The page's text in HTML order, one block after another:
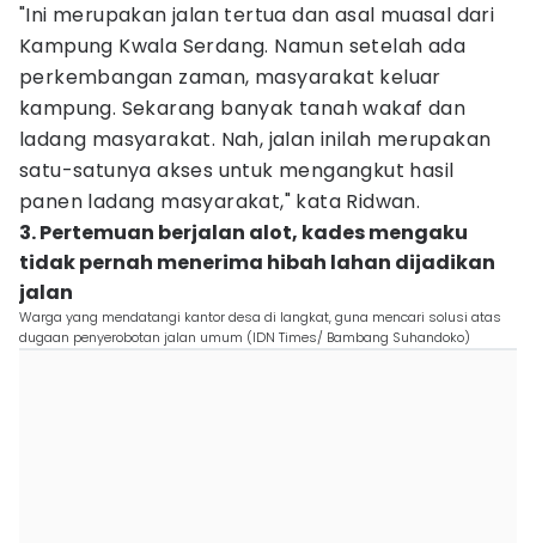
"Ini merupakan jalan tertua dan asal muasal dari
Kampung Kwala Serdang. Namun setelah ada
perkembangan zaman, masyarakat keluar
kampung. Sekarang banyak tanah wakaf dan
ladang masyarakat. Nah, jalan inilah merupakan
satu-satunya akses untuk mengangkut hasil
panen ladang masyarakat," kata Ridwan.
3. Pertemuan berjalan alot, kades mengaku
tidak pernah menerima hibah lahan dijadikan
jalan
Warga yang mendatangi kantor desa di langkat, guna mencari solusi atas
dugaan penyerobotan jalan umum (IDN Times/ Bambang Suhandoko)